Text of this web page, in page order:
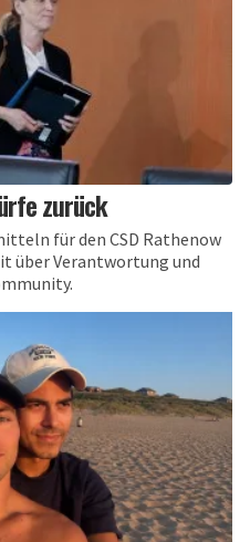
zurück
für den CSD Rathenow
über Verantwortung und